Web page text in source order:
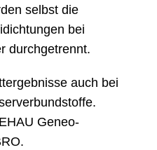
selbst die
bei
durchgetrennt.
auch bei
Geneo-